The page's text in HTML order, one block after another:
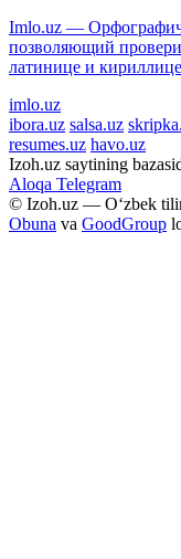
Imlo.uz —
позволяющий
латинице и
imlo.uz
ibora.uz salsa.uz
resumes.uz havo.uz
Izoh.uz saytining
Aloqa Telegram
© Izoh.uz — O‘zbek
Obuna va GoodGroup